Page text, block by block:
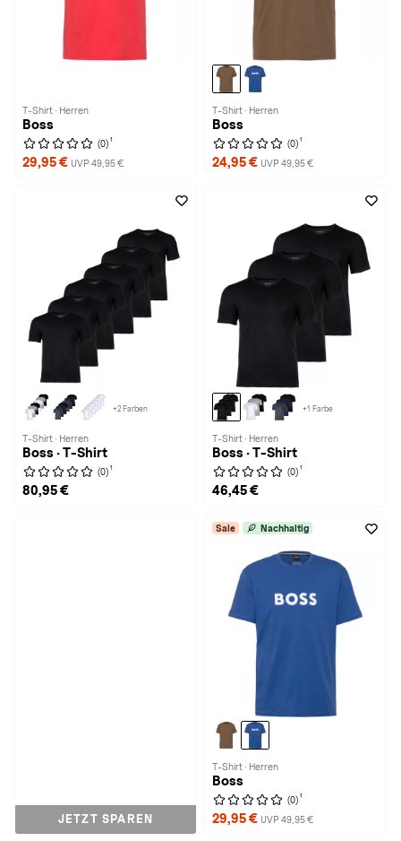
T-Shirt · Herren
Boss
(0) 1
29,95 € UVP 49,95 €
T-Shirt · Herren
Boss
(0) 1
24,95 € UVP 49,95 €
+2 Farben
T-Shirt · Herren
Boss · T-Shirt
(0) 1
80,95 €
+1 Farbe
T-Shirt · Herren
Boss · T-Shirt
(0) 1
46,45 €
JETZT SPAREN
Sale Nachhaltig
T-Shirt · Herren
Boss
(0) 1
29,95 € UVP 49,95 €